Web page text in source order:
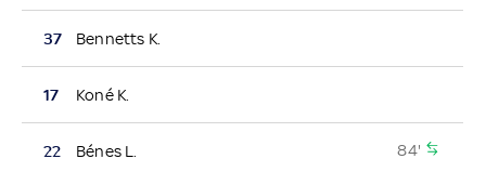
37 Bennetts K.
17 Koné K.
22 Bénes L. 84'